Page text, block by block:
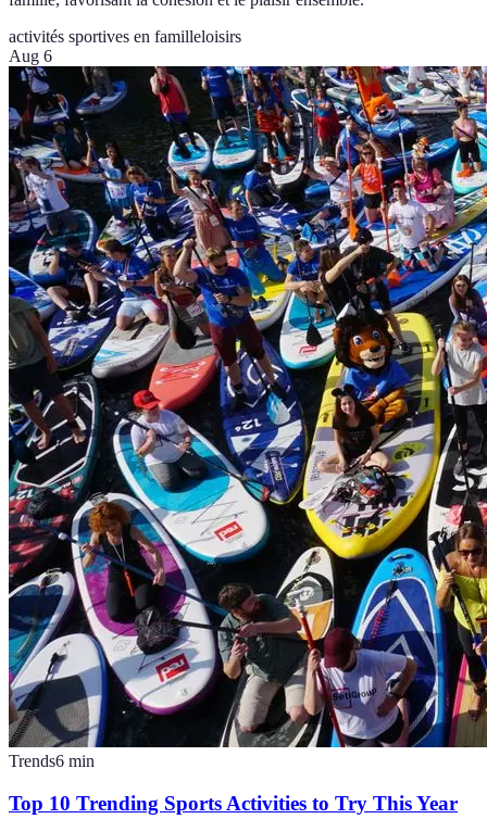
activités sportives en familleloisirs
Aug 6
Trends6 min
Top 10 Trending Sports Activities to Try This Year